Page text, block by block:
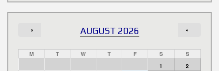
AUGUST 2026
« »
M T W T F S
S
1
2